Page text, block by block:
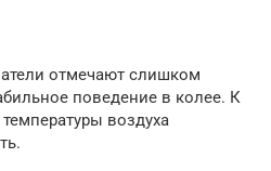
отмечают слишком
поведение в колее. К
воздуха